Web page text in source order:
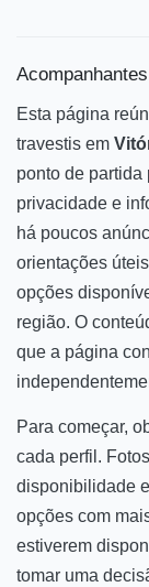
Esta página
travestis em
ponto de partida
privacidade e
há poucos
orientações
opções
região. O
que a página
Para começar,
cada perfil.
disponibilidade
opções com
estiverem
tomar uma